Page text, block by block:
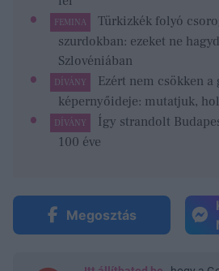
FEMINA
Türkizkék folyó
szurdokban: ezeket ne
Szlovéniában
DÍVÁNY
Ezért nem csökken a
képernyőideje: mutatjuk,
DÍVÁNY
Így strandolt
100 éve
Megosztás